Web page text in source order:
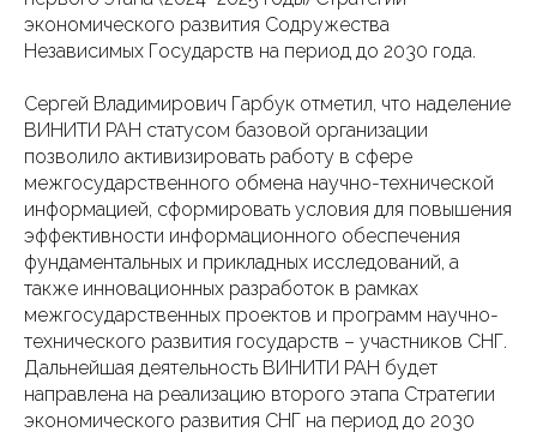
экономического развития Содружества
Независимых Государств на период до 2030 года.
Сергей Владимирович Гарбук отметил, что наделение
ВИНИТИ РАН статусом базовой организации
позволило активизировать работу в сфере
межгосударственного обмена научно-технической
информацией, сформировать условия для повышения
эффективности информационного обеспечения
фундаментальных и прикладных исследований, а
также инновационных разработок в рамках
межгосударственных проектов и программ научно-
технического развития государств – участников СНГ.
Дальнейшая деятельность ВИНИТИ РАН будет
направлена на реализацию второго этапа Стратегии
экономического развития СНГ на период до 2030